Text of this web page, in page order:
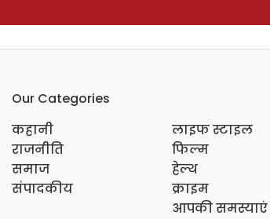
Our Categories
कहानी
राजनीति
समाज
संपादकीय
लाइफ स्टाइल
फिल्म
हेल्थ
क्राइम
आपकी समस्याएं